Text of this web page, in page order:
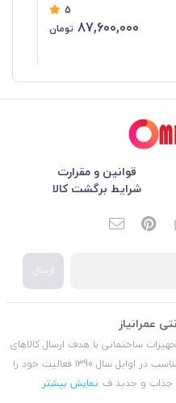
5
87,600,000 تومان
قوانین و مقرارت
شرایط برگشت کالا
ارسال
عمرانیاز
ساختمانی با هدف ارسال کالاهای
مورد نیاز مشتریان گرامی با قیمت بسیار مناسب در اوایل سال 1390 فعالیت خود را
نمایش بیشتر